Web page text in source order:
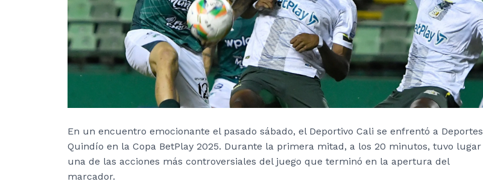
En un encuentro emocionante el pasado sábado, el Deportivo Cali se enfrentó a Deportes
Quindío en la Copa BetPlay 2025. Durante la primera mitad, a los 20 minutos, tuvo lugar
una de las acciones más controversiales del juego que terminó en la apertura del
marcador.